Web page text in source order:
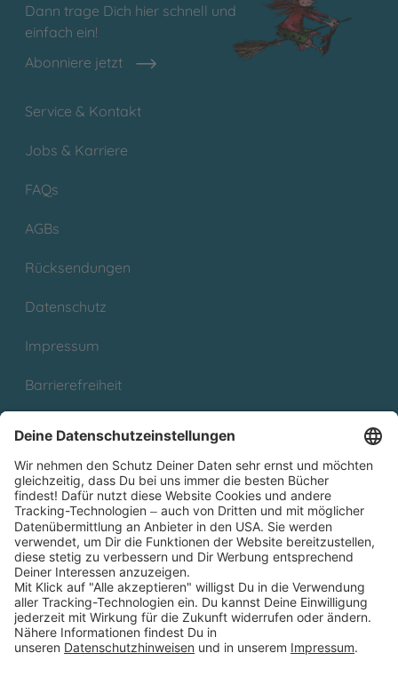
Dann trage Dich hier schnell und
einfach ein!
Abonniere jetzt
Service & Kontakt
Jobs & Karriere
FAQs
AGBs
Rücksendungen
Datenschutz
Impressum
Barrierefreiheit
Partnerprogramm (Affiliate)
Folge uns auf
* Versandkostenfrei ab 9,00 € Bestellwert innerhalb
Deutschlands
** Lieferzeit 1-3 Werktage innerhalb Deutschlands